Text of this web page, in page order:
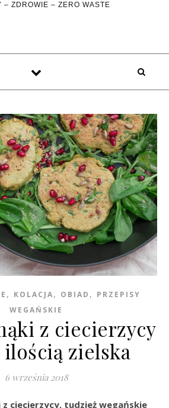
– ZDROWIE – ZERO WASTE
, KOLACJA, OBIAD , PRZEPISY
WEGAŃSKIE
z ciecierzycy
ilością zielska
6 września 2018
z ciecierzycy, tudzież wegańskie